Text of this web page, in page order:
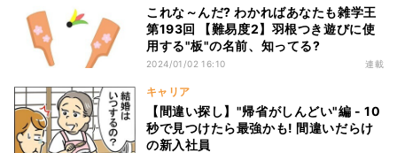
これな～んだ? わかればあなたも雑学王
第193回 【難易度2】羽根つき遊びに使
用する"板"の名前、知ってる?
2024/01/02 16:10 連載
キャリア
【間違い探し】"帰省がしんどい"編 - 10
秒で見つけたら最強かも! 間違いだらけ
の新入社員